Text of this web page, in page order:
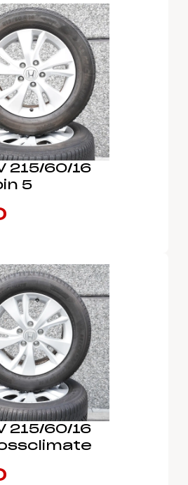
215/60/16
5
215/60/16